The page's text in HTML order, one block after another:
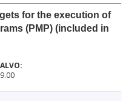
for the execution of
(PMP) (included in
9.00